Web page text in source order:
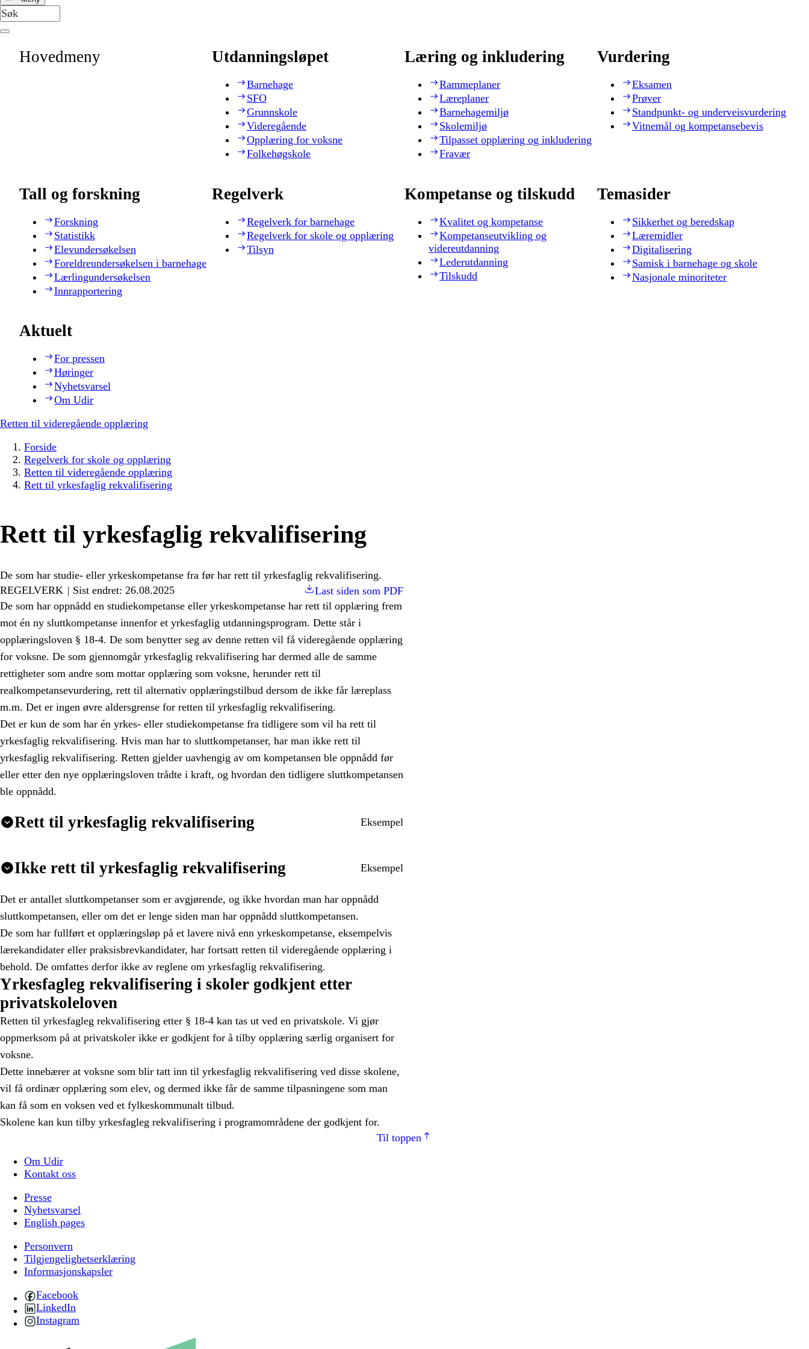
Hovedmeny Utdanningsløpet
Barnehage
SFO
Grunnskole
Videregående
Opplæring for voksne
Folkehøgskole
Læring og inkludering
Rammeplaner
Læreplaner
Barnehagemiljø
Skolemiljø
Tilpasset opplæring og inkludering
Fravær
Vurdering
Eksamen
Prøver
Standpunkt- og underveisvurdering
Vitnemål og kompetansebevis
Tall og forskning
Forskning
Statistikk
Elevundersøkelsen
Foreldreundersøkelsen i barnehage
Lærlingundersøkelsen
Innrapportering
Regelverk
Regelverk for barnehage
Regelverk for skole og opplæring
Tilsyn
Kompetanse og tilskudd
Kvalitet og kompetanse
Kompetanseutvikling og
videreutdanning
Lederutdanning
Tilskudd
Temasider
Sikkerhet og beredskap
Læremidler
Digitalisering
Samisk i barnehage og skole
Nasjonale minoriteter
Aktuelt
For pressen
Høringer
Nyhetsvarsel
Om Udir
Retten til videregående opplæring
Forside
Regelverk for skole og opplæring
Retten til videregående opplæring
Rett til yrkesfaglig rekvalifisering
Rett til yrkesfaglig rekvalifisering
De som har studie- eller yrkeskompetanse fra før har rett til yrkesfaglig rekvalifisering.
REGELVERK
Sist endret: 26.08.2025
Last siden som PDF
De som har oppnådd en studiekompetanse eller yrkeskompetanse har rett til opplæring frem
mot én ny sluttkompetanse innenfor et yrkesfaglig utdanningsprogram. Dette står i
opplæringsloven § 18-4. De som benytter seg av denne retten vil få videregående opplæring
for voksne. De som gjennomgår yrkesfaglig rekvalifisering har dermed alle de samme
rettigheter som andre som mottar opplæring som voksne, herunder rett til
realkompetansevurdering, rett til alternativ opplæringstilbud dersom de ikke får læreplass
m.m. Det er ingen øvre aldersgrense for retten til yrkesfaglig rekvalifisering.
Det er kun de som har én yrkes- eller studiekompetanse fra tidligere som vil ha rett til
yrkesfaglig rekvalifisering. Hvis man har to sluttkompetanser, har man ikke rett til
yrkesfaglig rekvalifisering. Retten gjelder uavhengig av om kompetansen ble oppnådd før
eller etter den nye opplæringsloven trådte i kraft, og hvordan den tidligere sluttkompetansen
ble oppnådd.
Rett til yrkesfaglig rekvalifisering Eksempel
Ikke rett til yrkesfaglig rekvalifisering Eksempel
Det er antallet sluttkompetanser som er avgjørende, og ikke hvordan man har oppnådd
sluttkompetansen, eller om det er lenge siden man har oppnådd sluttkompetansen.
De som har fullført et opplæringsløp på et lavere nivå enn yrkeskompetanse, eksempelvis
lærekandidater eller praksisbrevkandidater, har fortsatt retten til videregående opplæring i
behold. De omfattes derfor ikke av reglene om yrkesfaglig rekvalifisering.
Yrkesfagleg rekvalifisering i skoler godkjent etter
privatskoleloven
Retten til yrkesfagleg rekvalifisering etter § 18-4 kan tas ut ved en privatskole. Vi gjør
oppmerksom på at privatskoler ikke er godkjent for å tilby opplæring særlig organisert for
voksne.
Dette innebærer at voksne som blir tatt inn til yrkesfaglig rekvalifisering ved disse skolene,
vil få ordinær opplæring som elev, og dermed ikke får de samme tilpasningene som man
kan få som en voksen ved et fylkeskommunalt tilbud.
Skolene kan kun tilby yrkesfagleg rekvalifisering i programområdene der godkjent for.
Til toppen
Om Udir
Kontakt oss
Presse
Nyhetsvarsel
English pages
Personvern
Tilgjengelighetserklæring
Informasjonskapsler
Facebook
LinkedIn
Instagram